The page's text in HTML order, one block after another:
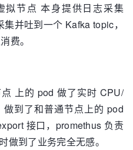
拟节点 本身提供日志采集
并吐到一个 Kafka topic，
费。
上的 pod 做了实时 CPU/
到了和普通节点上的 pod
接口，promethus 负责
做到了业务完全无感。